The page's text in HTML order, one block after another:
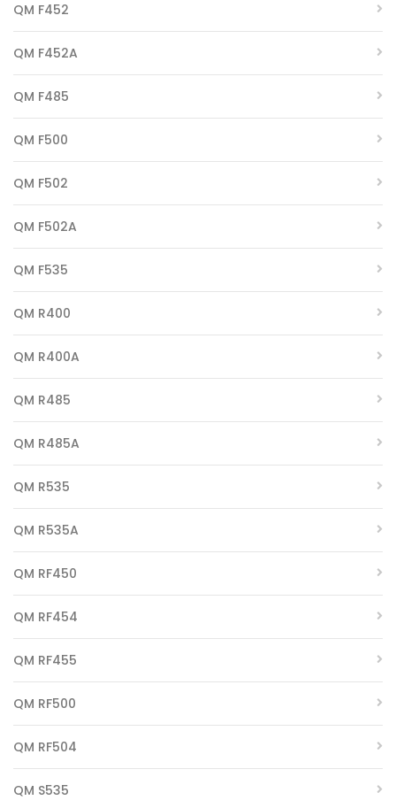
QM F452
QM F452A
QM F485
QM F500
QM F502
QM F502A
QM F535
QM R400
QM R400A
QM R485
QM R485A
QM R535
QM R535A
QM RF450
QM RF454
QM RF455
QM RF500
QM RF504
QM S535